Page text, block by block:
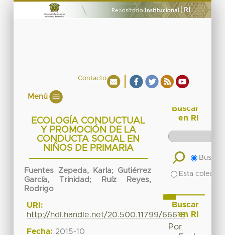
Contacto
Menú
ECOLOGÍA CONDUCTUAL
Y PROMOCIÓN DE LA
CONDUCTA SOCIAL EN
NIÑOS DE PRIMARIA
Fuentes Zepeda, Karla; Gutiérrez
García, Trinidad ;
Ruíz Reyes,
Rodrigo
URI:
http://hdl.handle.net/20.500.11799/66618
Fecha: 2015-10
Buscar
en RI
Buscar
Esta
Buscar
en RI
Por